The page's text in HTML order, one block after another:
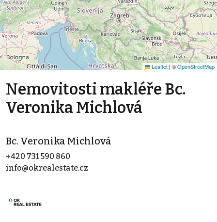
Leaflet | ©OpenStreetMap
Nemovitosti makléře Bc.
Veronika Michlová
Bc. Veronika Michlová
+420 731 590 860
info@okrealestate.cz